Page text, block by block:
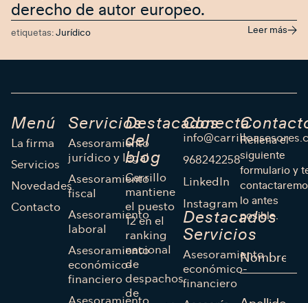
derecho de autor europeo.
etiquetas: Jurídico Leer más
Menú
La firma
Servicios
Novedades
Contacto
Servicios
Asesoramiento
jurídico y legal
Asesoramiento
fiscal
Asesoramiento
laboral
Asesoramiento
económico-
financiero
Destacados
del
blog
Carrillo
mantiene
el puesto
12 en el
ranking
nacional
de
despachos
de
Conecta
968242258
LinkedIn
Instagram
Destacados
Servicios
Asesoramiento
económico-
financiero
Rellena el
siguiente
formulario y
lo antes
posible.